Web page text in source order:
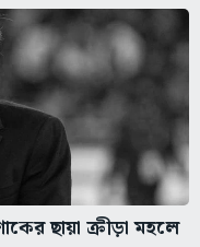
ছায়া ক্রীড়া মহলে